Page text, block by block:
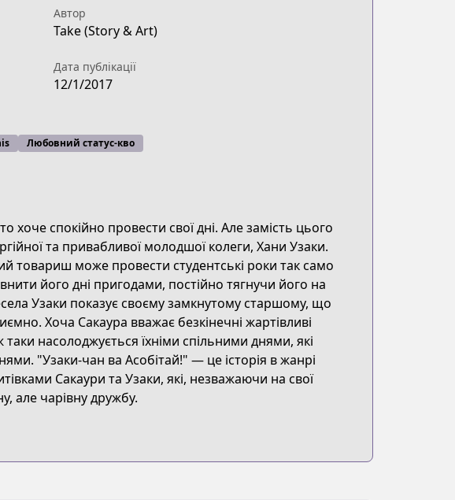
Автор
Take (Story & Art)
Дата публікації
12/1/2017
Любовний статус-кво
хоче спокійно провести свої дні. Але замість цього
та привабливої молодшої колеги, Хани Узаки.
товариш може провести студентські роки так само
його дні пригодами, постійно тягнучи його на
Узаки показує своєму замкнутому старшому, що
Хоча Сакаура вважає безкінечні жартівливі
насолоджується їхніми спільними днями, які
"Узаки-чан ва Асобітай!" — це історія в жанрі
Сакаури та Узаки, які, незважаючи на свої
але чарівну дружбу.